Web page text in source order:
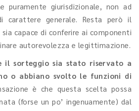
puramente giurisdizionale, non ad
carattere generale. Resta però il
capace di conferire ai componenti
autorevolezza e legittimazione.
il sorteggio sia stato riservato a
o abbiano svolto le funzioni di
è che questa scelta possa
(forse un po’ ingenuamente) dal